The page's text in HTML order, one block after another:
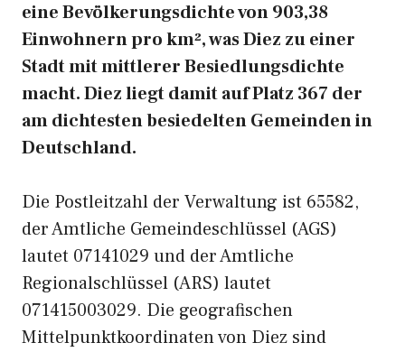
eine Bevölkerungsdichte von 903,38
Einwohnern pro km², was Diez zu einer
Stadt mit mittlerer Besiedlungsdichte
macht. Diez liegt damit auf Platz 367 der
am dichtesten besiedelten Gemeinden in
Deutschland.
Die Postleitzahl der Verwaltung ist 65582,
der Amtliche Gemeindeschlüssel (AGS)
lautet 07141029 und der Amtliche
Regionalschlüssel (ARS) lautet
071415003029. Die geografischen
Mittelpunktkoordinaten von Diez sind